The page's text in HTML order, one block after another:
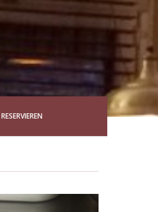
RESERVIEREN